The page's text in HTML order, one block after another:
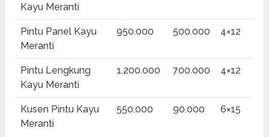
Kayu Meranti
Pintu Panel Kayu
Meranti
950.000 500.000 4×12
Pintu Lengkung
Kayu Meranti
1.200.000 700.000 4×12
Kusen Pintu Kayu
Meranti
550.000 90.000 6×15